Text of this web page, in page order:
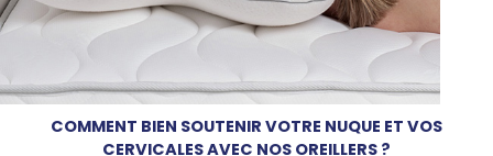
COMMENT BIEN SOUTENIR VOTRE NUQUE ET VOS
CERVICALES AVEC NOS OREILLERS ?